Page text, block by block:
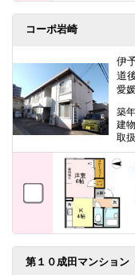
コーポ岩崎
伊
道
愛
築
建
取
第１０成田マンション